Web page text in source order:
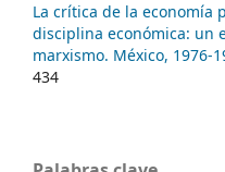
La crítica de la economía
disciplina económica: un
marxismo. México, 1976-
434